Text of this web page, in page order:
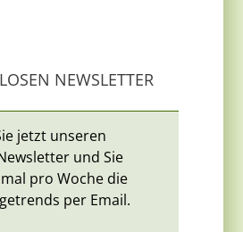
NEWSLETTER
jetzt unseren
und Sie
pro Woche die
per Email.